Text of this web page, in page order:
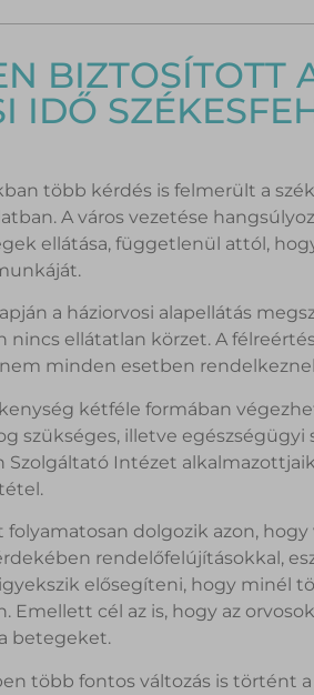
BIZTOSÍTOTT
IDŐ
több kérdés is felmerült a
A város vezetése
ellátása, függetlenül attól,
a háziorvosi alapellátás
nincs ellátatlan körzet. A
minden esetben
kétféle formában
szükséges, illetve
Szolgáltató Intézet
folyamatosan dolgozik azon,
rendelőfelújításokkal,
elősegíteni, hogy minél
Emellett cél az is, hogy az
betegeket.
több fontos változás is történt a